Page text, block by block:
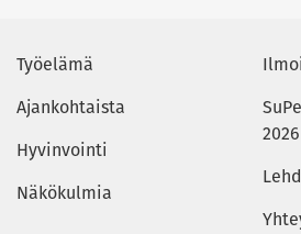
Työelämä
Ajankohtaista
Hyvinvointi
Näkökulmia
2026